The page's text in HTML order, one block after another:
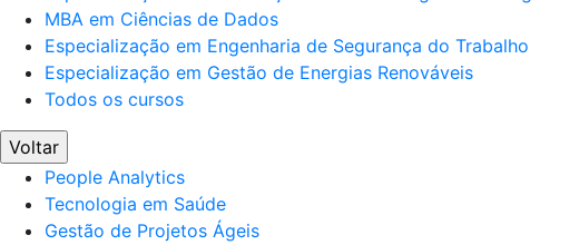
MBA em Ciências de Dados
Especialização em Engenharia de Segurança do Trabalho
Especialização em Gestão de Energias Renováveis
Todos os cursos
Voltar
People Analytics
Tecnologia em Saúde
Gestão de Projetos Ágeis